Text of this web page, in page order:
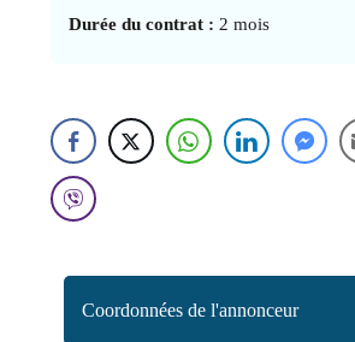
Durée du contrat : 2 mois
Coordonnées de l'annonceur